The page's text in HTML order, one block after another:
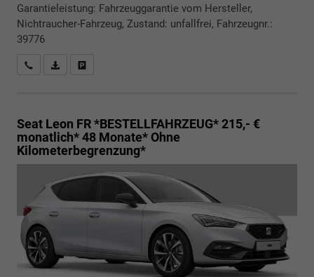
Garantieleistung: Fahrzeuggarantie vom Hersteller,
Nichtraucher-Fahrzeug, Zustand: unfallfrei, Fahrzeugnr.:
39776
Rückrufbitte absenden
PDF-Datei, Fahrzeugexposé drucken
Seat Leon FR *BESTELLFAHRZEUG* 215,- €
monatlich* 48 Monate* Ohne
Kilometerbegrenzung*